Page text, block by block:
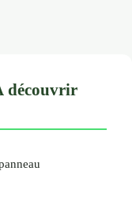
découvrir